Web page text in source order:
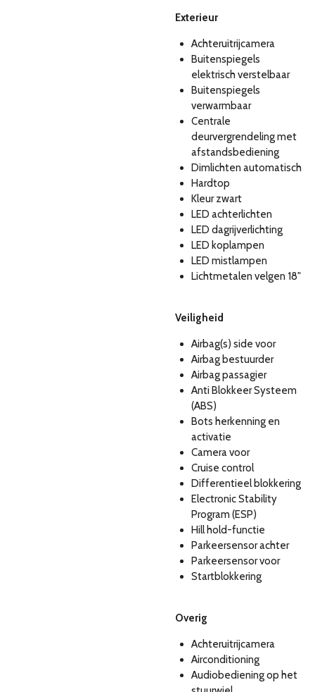
Exterieur
Achteruitrijcamera
Buitenspiegels
elektrisch verstelbaar
Buitenspiegels
verwarmbaar
Centrale
deurvergrendeling met
afstandsbediening
Dimlichten automatisch
Hardtop
Kleur zwart
LED achterlichten
LED dagrijverlichting
LED koplampen
LED mistlampen
Lichtmetalen velgen 18"
Veiligheid
Airbag(s) side voor
Airbag bestuurder
Airbag passagier
Anti Blokkeer Systeem
(ABS)
Bots herkenning en
activatie
Camera voor
Cruise control
Differentieel blokkering
Electronic Stability
Program (ESP)
Hill hold-functie
Parkeersensor achter
Parkeersensor voor
Startblokkering
Overig
Achteruitrijcamera
Airconditioning
Audiobediening op het